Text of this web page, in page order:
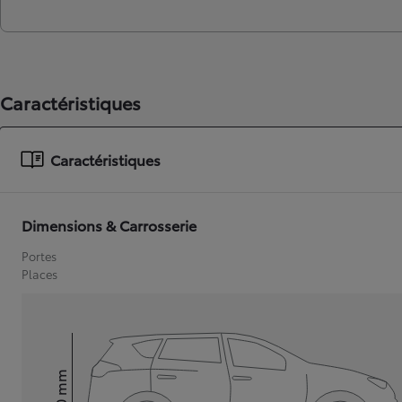
Caractéristiques
Caractéristiques
Dimensions & Carrosserie
Portes
Places
mm